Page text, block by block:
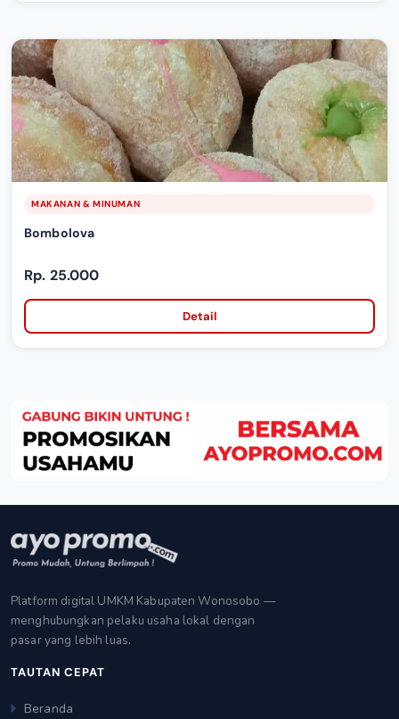
MAKANAN & MINUMAN
Bombolova
Rp. 25.000
Detail
Platform digital UMKM Kabupaten Wonosobo —
menghubungkan pelaku usaha lokal dengan
pasar yang lebih luas.
TAUTAN CEPAT
Beranda